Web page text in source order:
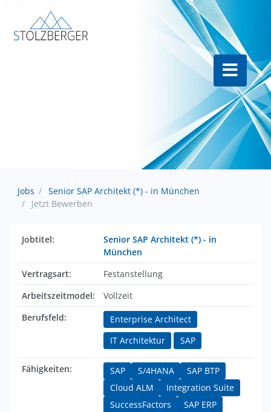
Jobs
Senior SAP Architekt (*) - in München
Jetzt Bewerben
Jobtitel:
Senior SAP Architekt (*) - in
München
Vertragsart:
Festanstellung
Arbeitszeitmodel:
Vollzeit
Berufsfeld:
Enterprise Architect
IT Architektur
SAP
Fähigkeiten: SAP S/4HANA
SAP BTP
Cloud ALM
Integration Suite
SuccessFactors
SAP ERP